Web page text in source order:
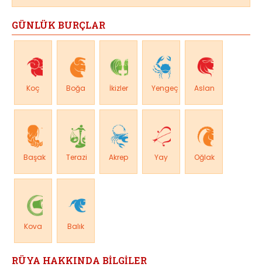
GÜNLÜK BURÇLAR
Koç Boğa İkizler Yengeç Aslan
Başak Terazi Akrep Yay Oğlak
Kova Balık
RÜYA HAKKINDA BİLGİLER